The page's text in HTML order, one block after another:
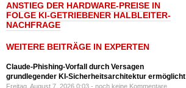
ANSTIEG DER HARDWARE-PREISE IN
FOLGE KI-GETRIEBENER HALBLEITER-
NACHFRAGE
WEITERE BEITRÄGE IN EXPERTEN
Claude-Phishing-Vorfall durch Versagen
grundlegender KI-Sicherheitsarchitektur ermöglicht
Freitag, August 7, 2026 0:03 - noch keine Kommentare